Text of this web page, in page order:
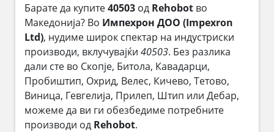
Барате да купите40503 од Rehobot во
Македонија? Во Импехрон ДОО (Impexron
Ltd), нудиме широк спектар на индустриски
производи, вклучувајќи 40503. Без разлика
дали сте во Скопје, Битола, Кавадарци,
Пробиштип, Охрид, Велес, Кичево, Тетово,
Виница, Гевгелија, Прилеп, Штип или Дебар,
можеме да ви ги обезбедиме потребните
производи од Rehobot.